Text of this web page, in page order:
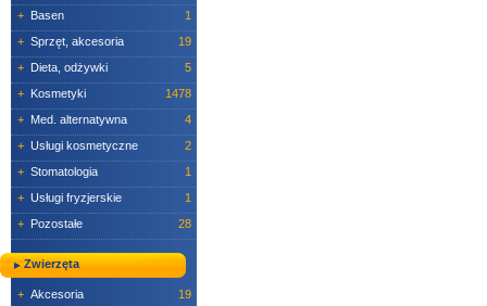
+ Basen
1
+ Sprzęt, akcesoria
19
+ Dieta, odżywki
5
+ Kosmetyki
1478
+ Med. alternatywna
4
+ Usługi kosmetyczne
2
+ Stomatologia
1
+ Usługi fryzjerskie
1
+ Pozostałe 28
Zwierzęta
+ Akcesoria
19